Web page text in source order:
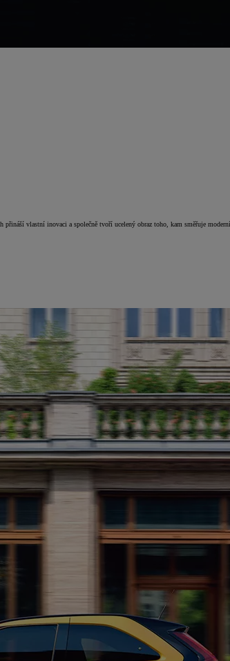
přináší vlastní inovaci a společně tvoří ucelený obraz toho, kam směřuje